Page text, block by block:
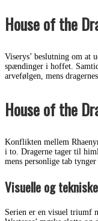
House of the
Viserys’ beslutning om at
spændinger i hoffet.
arvefølgen, mens
House of the
Konflikten mellem
i to. Dragerne tager til
mens personlige tab tynger
Visuelle og
Serien er en visuel triumf